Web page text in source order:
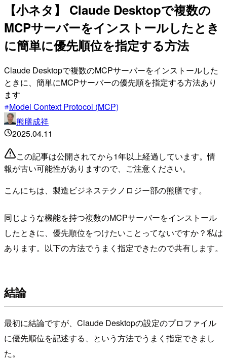
【小ネタ】 Claude Desktopで複数の
MCPサーバーをインストールしたとき
に簡単に優先順位を指定する方法
Claude Desktopで複数のMCPサーバーをインストールした
ときに、簡単にMCPサーバーの優先順を指定する方法あり
ます
Model Context Protocol (MCP)
熊膳成祥
2025.04.11
この記事は公開されてから1年以上経過しています。情
報が古い可能性がありますので、ご注意ください。
こんにちは、製造ビジネステクノロジー部の熊膳です。
同じような機能を持つ複数のMCPサーバーをインストール
したときに、優先順位をつけたいことってないですか？私は
あります。以下の方法でうまく指定できたので共有します。
結論
最初に結論ですが、Claude Desktopの設定のプロファイル
に優先順位を記述する、という方法でうまく指定できまし
た。